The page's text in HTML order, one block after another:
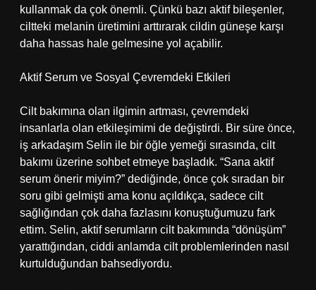
kullanmak da çok önemli. Çünkü bazı aktif bileşenler,
ciltteki melanin üretimini arttırarak cildin güneşe karşı
daha hassas hale gelmesine yol açabilir.
Aktif Serum ve Sosyal Çevremdeki Etkileri
Cilt bakımına olan ilgimin artması, çevremdeki
insanlarla olan etkileşimimi de değiştirdi. Bir süre önce,
iş arkadaşım Selin ile bir öğle yemeği sırasında, cilt
bakımı üzerine sohbet etmeye başladık. “Sana aktif
serum önerir miyim?” dediğinde, önce çok sıradan bir
soru gibi gelmişti ama konu açıldıkça, sadece cilt
sağlığından çok daha fazlasını konuştuğumuzu fark
ettim. Selin, aktif serumların cilt bakımında “dönüşüm”
yarattığından, ciddi anlamda cilt problemlerinden nasıl
kurtulduğundan bahsediyordu.